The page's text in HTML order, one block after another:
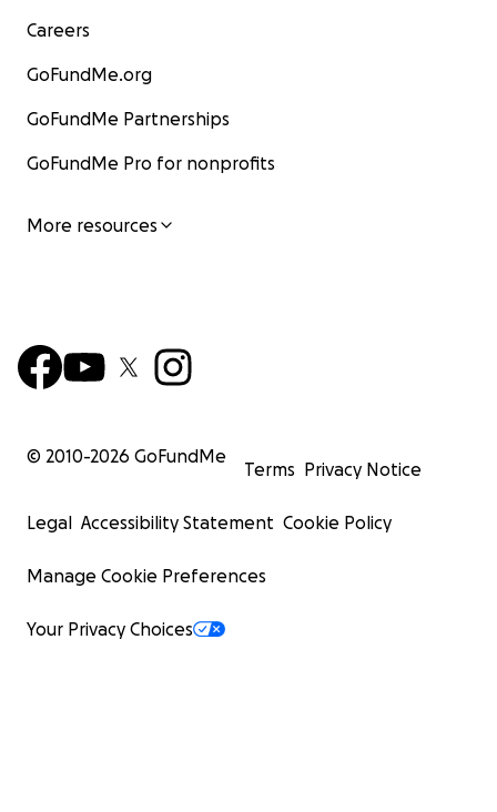
Careers
GoFundMe.org
GoFundMe Partnerships
GoFundMe Pro for nonprofits
More resources
© 2010-2026 GoFundMe
Terms Privacy Notice
Legal Accessibility Statement Cookie Policy
Manage Cookie Preferences
Your Privacy Choices